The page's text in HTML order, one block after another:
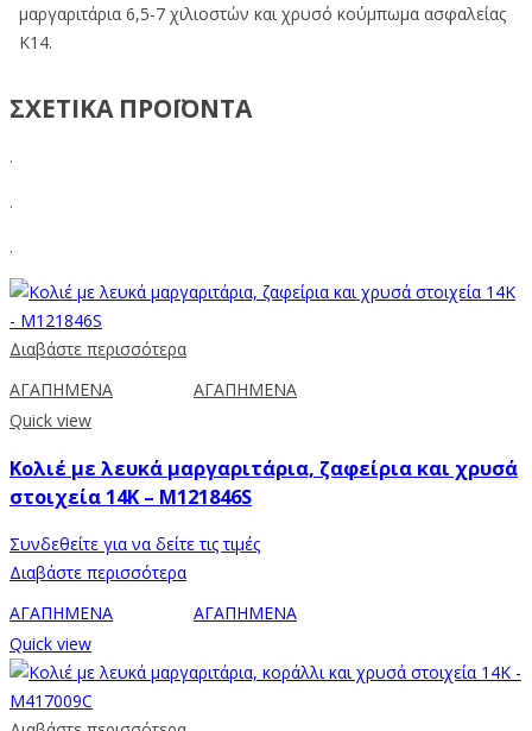
μαργαριτάρια 6,5-7 χιλιοστών και χρυσό κούμπωμα ασφαλείας
Κ14.
ΣΧΕΤΙΚΑ ΠΡΟΪΟΝΤΑ
.
.
.
Διαβάστε περισσότερα
ΑΓΑΠΗΜΕΝΑ
ΑΓΑΠΗΜΕΝΑ
Quick view
Κολιέ με λευκά μαργαριτάρια, ζαφείρια και χρυσά
στοιχεία 14K – M121846S
Συνδεθείτε για να δείτε τις τιμές
Διαβάστε περισσότερα
ΑΓΑΠΗΜΕΝΑ
ΑΓΑΠΗΜΕΝΑ
Quick view